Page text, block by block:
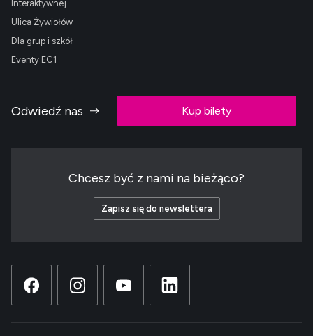
Interaktywnej
Ulica Żywiołów
Dla grup i szkół
Eventy EC1
Odwiedź nas Kup bilety
Chcesz być z nami na bieżąco?
Zapisz się do newslettera